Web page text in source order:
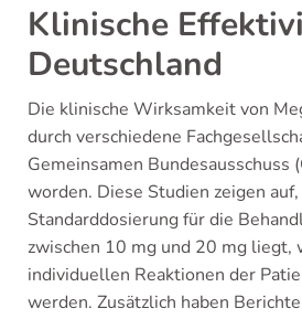
Klinische
Deutschland
Die klinische Wirksamkeit von
durch verschiedene
Gemeinsamen Bundesausschuss
worden. Diese Studien zeigen auf,
Standarddosierung für die
zwischen 10 mg und 20 mg liegt,
individuellen Reaktionen der
werden. Zusätzlich haben